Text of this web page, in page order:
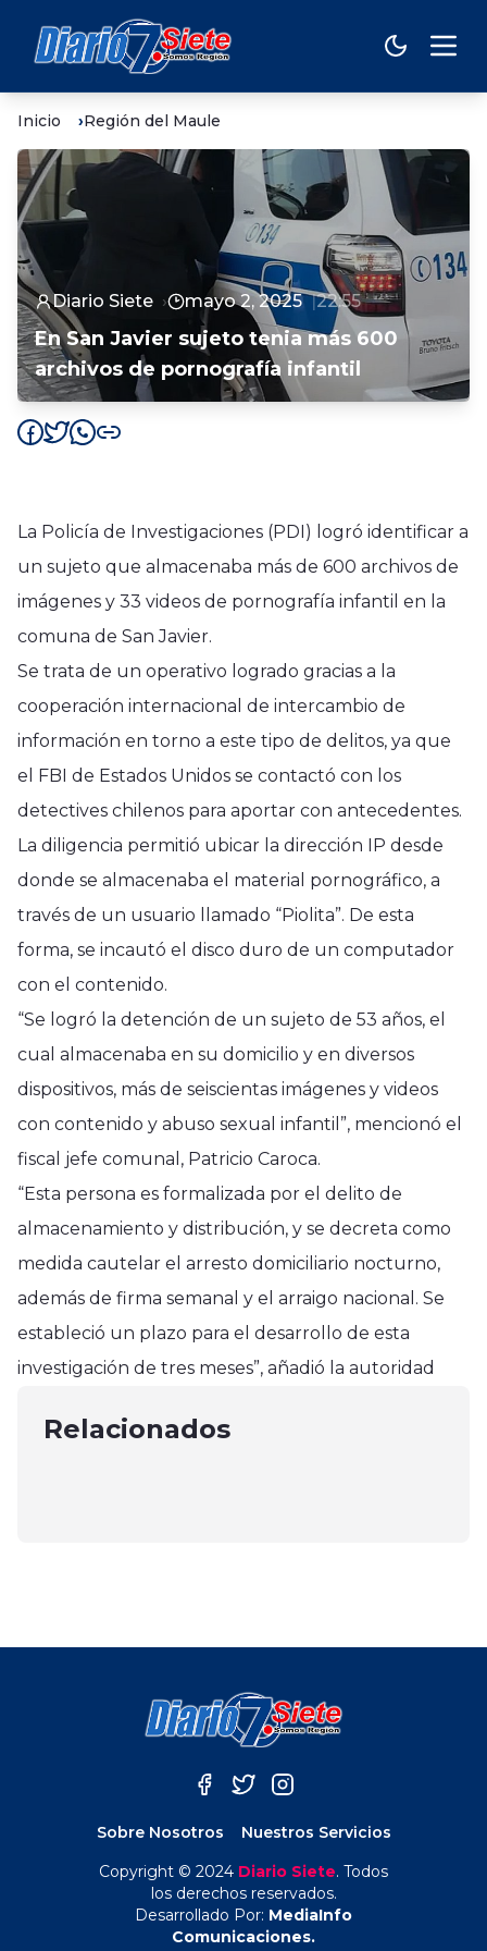
Inicio Región del Maule
Diario Siete mayo 2, 2025 22:55
En San Javier sujeto tenia más 600
archivos de pornografía infantil
La Policía de Investigaciones (PDI) logró identificar a
un sujeto que almacenaba más de 600 archivos de
imágenes y 33 videos de pornografía infantil en la
comuna de San Javier.
Se trata de un operativo logrado gracias a la
cooperación internacional de intercambio de
información en torno a este tipo de delitos, ya que
el FBI de Estados Unidos se contactó con los
detectives chilenos para aportar con antecedentes.
La diligencia permitió ubicar la dirección IP desde
donde se almacenaba el material pornográfico, a
través de un usuario llamado “Piolita”. De esta
forma, se incautó el disco duro de un computador
con el contenido.
“Se logró la detención de un sujeto de 53 años, el
cual almacenaba en su domicilio y en diversos
dispositivos, más de seiscientas imágenes y videos
con contenido y abuso sexual infantil”, mencionó el
fiscal jefe comunal, Patricio Caroca.
“Esta persona es formalizada por el delito de
almacenamiento y distribución, y se decreta como
medida cautelar el arresto domiciliario nocturno,
además de firma semanal y el arraigo nacional. Se
estableció un plazo para el desarrollo de esta
investigación de tres meses”, añadió la autoridad
Relacionados
Región del Maule
Corte Suprema falla contra la
Municipalidad de Talca y deberá
plazo
enero 17, 2025
Región del Maule
San Rafael gracias GORE
estrategia para fortalecer el
Sobre Nosotros
Nuestros Servicios
Copyright © 2024 Diario Siete. Todos
los derechos reservados.
Desarrollado Por: MediaInfo
Comunicaciones.